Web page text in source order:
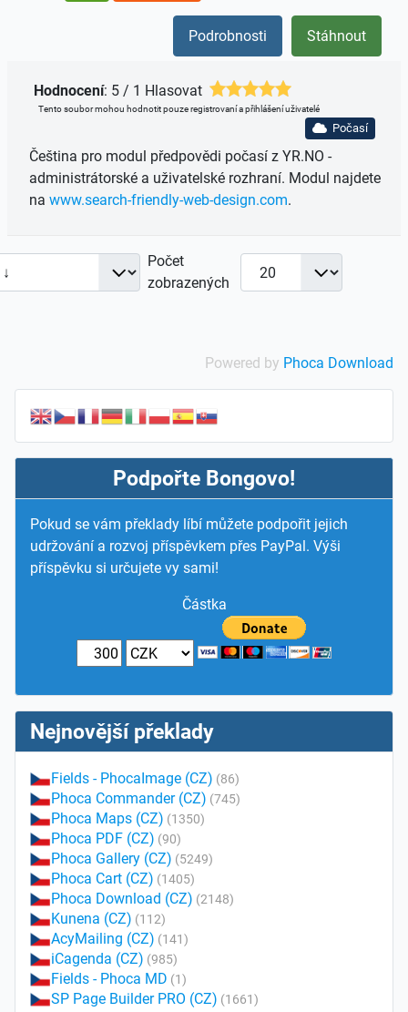
Stáhnout
Podrobnosti
Hodnocení: 5 / 1 Hlasovat
Tento soubor mohou hodnotit pouze registrovaní a přihlášení uživatelé
Počasí
Čeština pro modul předpovědi počasí z YR.NO -
administrátorské a uživatelské rozhraní. Modul najdete
na www.search-friendly-web-design.com.
Počet
zobrazených
Powered by Phoca Download
Podpořte Bongovo!
Pokud se vám překlady líbí můžete podpořit jejich
udržování a rozvoj příspěvkem přes PayPal. Výši
příspěvku si určujete vy sami!
Částka
Nejnovější překlady
Fields - PhocaImage (CZ) (86)
Phoca Commander (CZ) (745)
Phoca Maps (CZ) (1350)
Phoca PDF (CZ) (90)
Phoca Gallery (CZ) (5249)
Phoca Cart (CZ) (1405)
Phoca Download (CZ) (2148)
Kunena (CZ) (112)
AcyMailing (CZ) (141)
iCagenda (CZ) (985)
Fields - Phoca MD (1)
SP Page Builder PRO (CZ) (1661)